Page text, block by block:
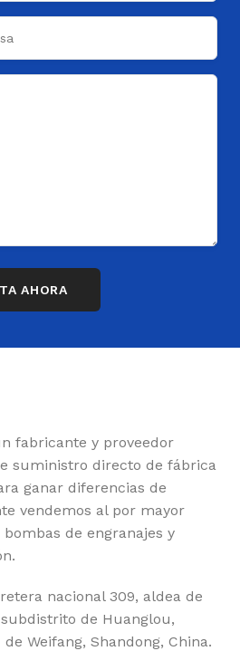
fabricante y proveedor
suministro directo de fábrica
ganar diferencias de
vendemos al por mayor
de engranajes y
nacional 309, aldea de
de Huanglou,
Weifang, Shandong, China.